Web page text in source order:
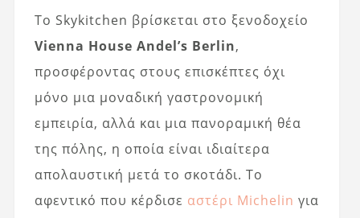
Το Skykitchen βρίσκεται στο ξενοδοχείο
Vienna House Andel’s Berlin,
προσφέροντας στους επισκέπτες όχι
μόνο μια μοναδική γαστρονομική
εμπειρία, αλλά και μια πανοραμική θέα
της πόλης, η οποία είναι ιδιαίτερα
απολαυστική μετά το σκοτάδι. Το
αφεντικό που κέρδισε αστέρι Michelin για